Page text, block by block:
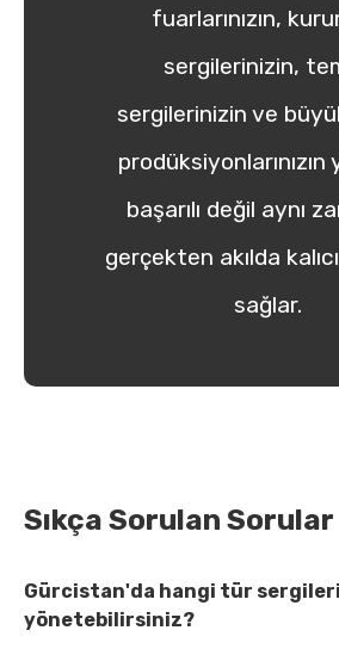
fuarlarınızın,
sergilerinizin,
sergilerinizin ve
prodüksiyonlarınızın
başarılı değil aynı
gerçekten akılda
sağlar.
Sıkça Sorulan Sorular
Gürcistan'da hangi tür sergileri
yönetebilirsiniz?